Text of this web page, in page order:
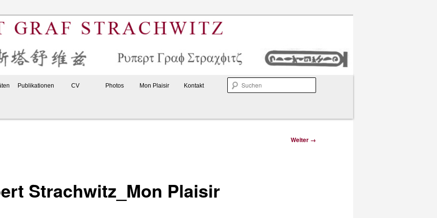
Strachwitz
Publikationen CV Photos Mon Plaisir Kontakt
Weiter →
Strachwitz_Mon Plaisir